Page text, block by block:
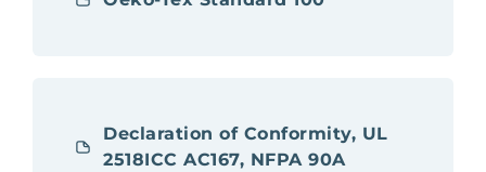
Declaration of Conformity, UL
2518ICC AC167, NFPA 90A